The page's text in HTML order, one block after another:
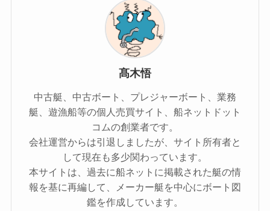
髙木悟
中古艇、中古ボート、プレジャーボート、業務
艇、遊漁船等の個人売買サイト、船ネットドット
コムの創業者です。
会社運営からは引退しましたが、サイト所有者と
して現在も多少関わっています。
本サイトは、過去に船ネットに掲載された艇の情
報を基に再編して、メーカー艇を中心にボート図
鑑を作成しています。